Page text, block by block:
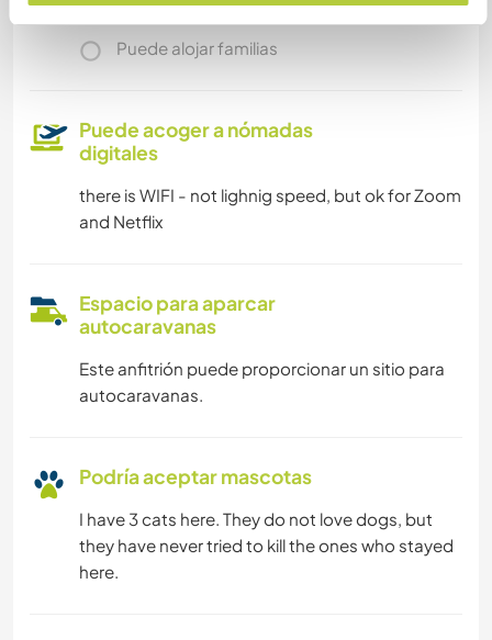
Puede alojar familias
Puede acoger a nómadas
digitales
there is WIFI - not lighnig speed, but ok for Zoom
and Netflix
Espacio para aparcar
autocaravanas
Este anfitrión puede proporcionar un sitio para
autocaravanas.
Podría aceptar mascotas
I have 3 cats here. They do not love dogs, but
they have never tried to kill the ones who stayed
here.